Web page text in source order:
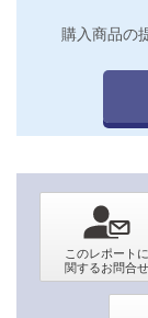
購入商品の